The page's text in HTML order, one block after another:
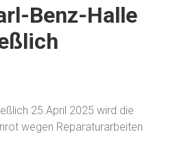
Benz-Halle
25.April 2025 wird die
wegen Reparaturarbeiten